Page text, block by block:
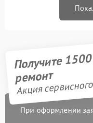
Получите
ремонт
Акция
При оформлении